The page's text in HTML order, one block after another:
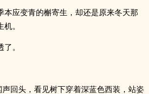
本应变青的槲寄生，却还是原来冬天那
。
。
声回头，看见树下穿着深蓝色西装，站姿